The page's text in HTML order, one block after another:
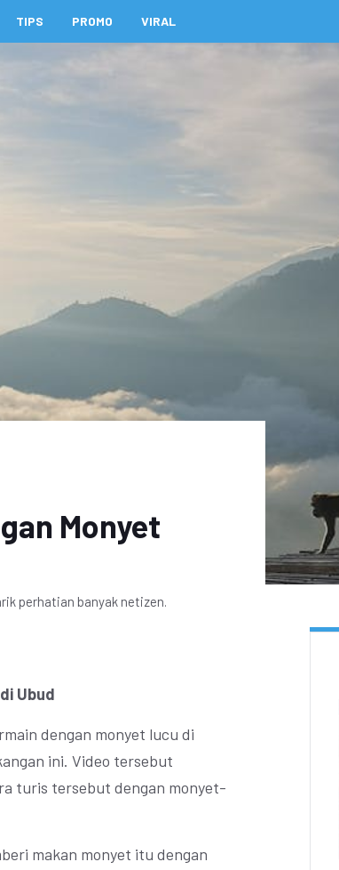
TIPS PROMO VIRAL
Monyet
perhatian banyak netizen.
Ubud
dengan monyet lucu di
ini. Video tersebut
turis tersebut dengan monyet-
makan monyet itu dengan